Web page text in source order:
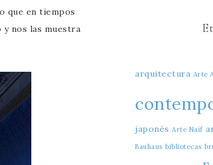
que en tiempos
y nos las muestra
arquitectura Arte
japonés Arte Naíf
Bauhaus bibliotecas